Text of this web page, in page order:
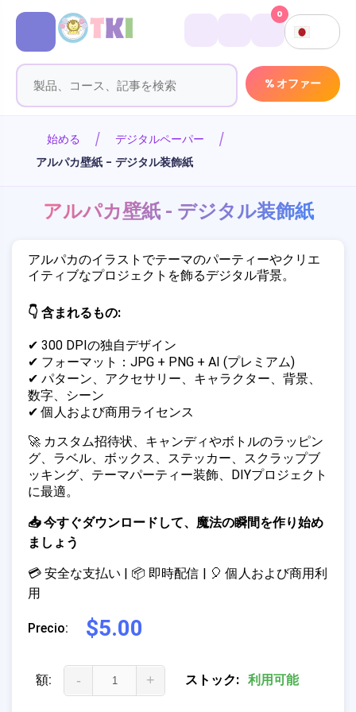
% オファー
0
始める
デジタルペーパー
アルパカ壁紙 - デジタル装飾紙
アルパカ壁紙 - デジタル装飾紙
アルパカのイラストでテーマのパーティーやクリエ
イティブなプロジェクトを飾るデジタル背景。
👇 含まれるもの:
✔ 300 DPIの独自デザイン
✔ フォーマット：JPG + PNG + AI (プレミアム)
✔ パターン、アクセサリー、キャラクター、背景、
数字、シーン
✔ 個人および商用ライセンス
🚀 カスタム招待状、キャンディやボトルのラッピン
グ、ラベル、ボックス、ステッカー、スクラップブ
ッキング、テーマパーティー装飾、DIYプロジェクト
に最適。
📥 今すぐダウンロードして、魔法の瞬間を作り始め
ましょう
💳 安全な支払い | 📦 即時配信 | 🎈 個人および商用利
用
Precio: $5.00
額: - + ストック: 利用可能